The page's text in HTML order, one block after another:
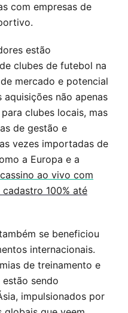
com empresas de
estão
clubes de futebol na
mercado e potencial
aquisições não apenas
clubes locais, mas
de gestão e
vezes importadas de
a Europa e a
ao vivo com
cadastro 100% até
se beneficiou
internacionais.
de treinamento e
sendo
impulsionados por